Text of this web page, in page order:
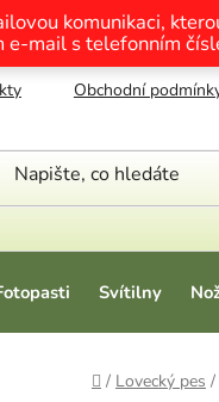
komunikaci,
mail s telefonním
Obchodní
Svítilny
Domů
/ Lovecký pes /